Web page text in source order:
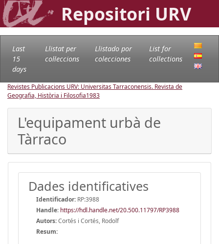
Repositori URV
Last
15
days
Llistat per
col·leccions
Llistado por
colecciones
List for
collections
Revistes Publicacions URV: Universitas Tarraconensis. Revista de
Geografia, Història i Filosofia1983
L'equipament urbà de
Tàrraco
Dades identificatives
Identificador: RP:3988
Handle: https://hdl.handle.net/20.500.11797/RP3988
Autors:Cortés i Cortés, Rodolf
Resum: